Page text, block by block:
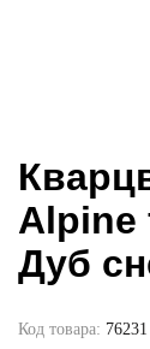
Alpine
Дуб
Код товара: 76231